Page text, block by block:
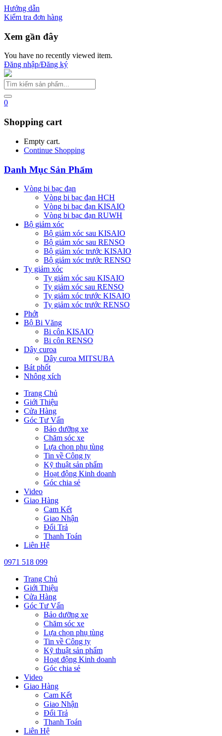
Hướng dẫn
Kiểm tra đơn hàng
Xem gần đây
You have no recently viewed item.
Đăng nhập/Đăng ký
0
Shopping cart
Empty cart.
Continue Shopping
Danh Mục Sản Phẩm
Vòng bi bạc đạn
Vòng bi bạc đạn HCH
Vòng bi bạc đạn KISAIO
Vòng bi bạc đạn RUWH
Bộ giảm xóc
Bộ giảm xóc sau KISAIO
Bộ giảm xóc sau RENSO
Bộ giảm xóc trước KISAIO
Bộ giảm xóc trước RENSO
Ty giảm xóc
Ty giảm xóc sau KISAIO
Ty giảm xóc sau RENSO
Ty giảm xóc trước KISAIO
Ty giảm xóc trước RENSO
Phớt
Bộ Bi Văng
Bi côn KISAIO
Bi côn RENSO
Dây curoa
Dây curoa MITSUBA
Bát phốt
Nhông xích
Trang Chủ
Giới Thiệu
Cửa Hàng
Góc Tư Vấn
Bảo dưỡng xe
Chăm sóc xe
Lựa chọn phụ tùng
Tin về Công ty
Kỹ thuật sản phẩm
Hoạt động Kinh doanh
Góc chia sẻ
Video
Giao Hàng
Cam Kết
Giao Nhận
Đổi Trả
Thanh Toán
Liên Hệ
0971 518 099
Trang Chủ
Giới Thiệu
Cửa Hàng
Góc Tư Vấn
Bảo dưỡng xe
Chăm sóc xe
Lựa chọn phụ tùng
Tin về Công ty
Kỹ thuật sản phẩm
Hoạt động Kinh doanh
Góc chia sẻ
Video
Giao Hàng
Cam Kết
Giao Nhận
Đổi Trả
Thanh Toán
Liên Hệ